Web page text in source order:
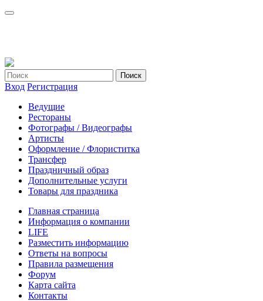
Вход Регистрация
Ведущие
Рестораны
Фотографы / Видеографы
Артисты
Оформление / Флориститка
Трансфер
Праздничный образ
Дополнительные услуги
Товары для праздника
Главная страница
Информация о компании
LIFE
Разместить информацию
Ответы на вопросы
Правила размещения
Форум
Карта сайта
Контакты